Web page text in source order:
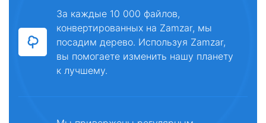
За каждые 10 000 файлов,
конвертированных на Zamzar, мы
посадим дерево. Используя Zamzar,
вы помогаете изменить нашу планету
к лучшему.